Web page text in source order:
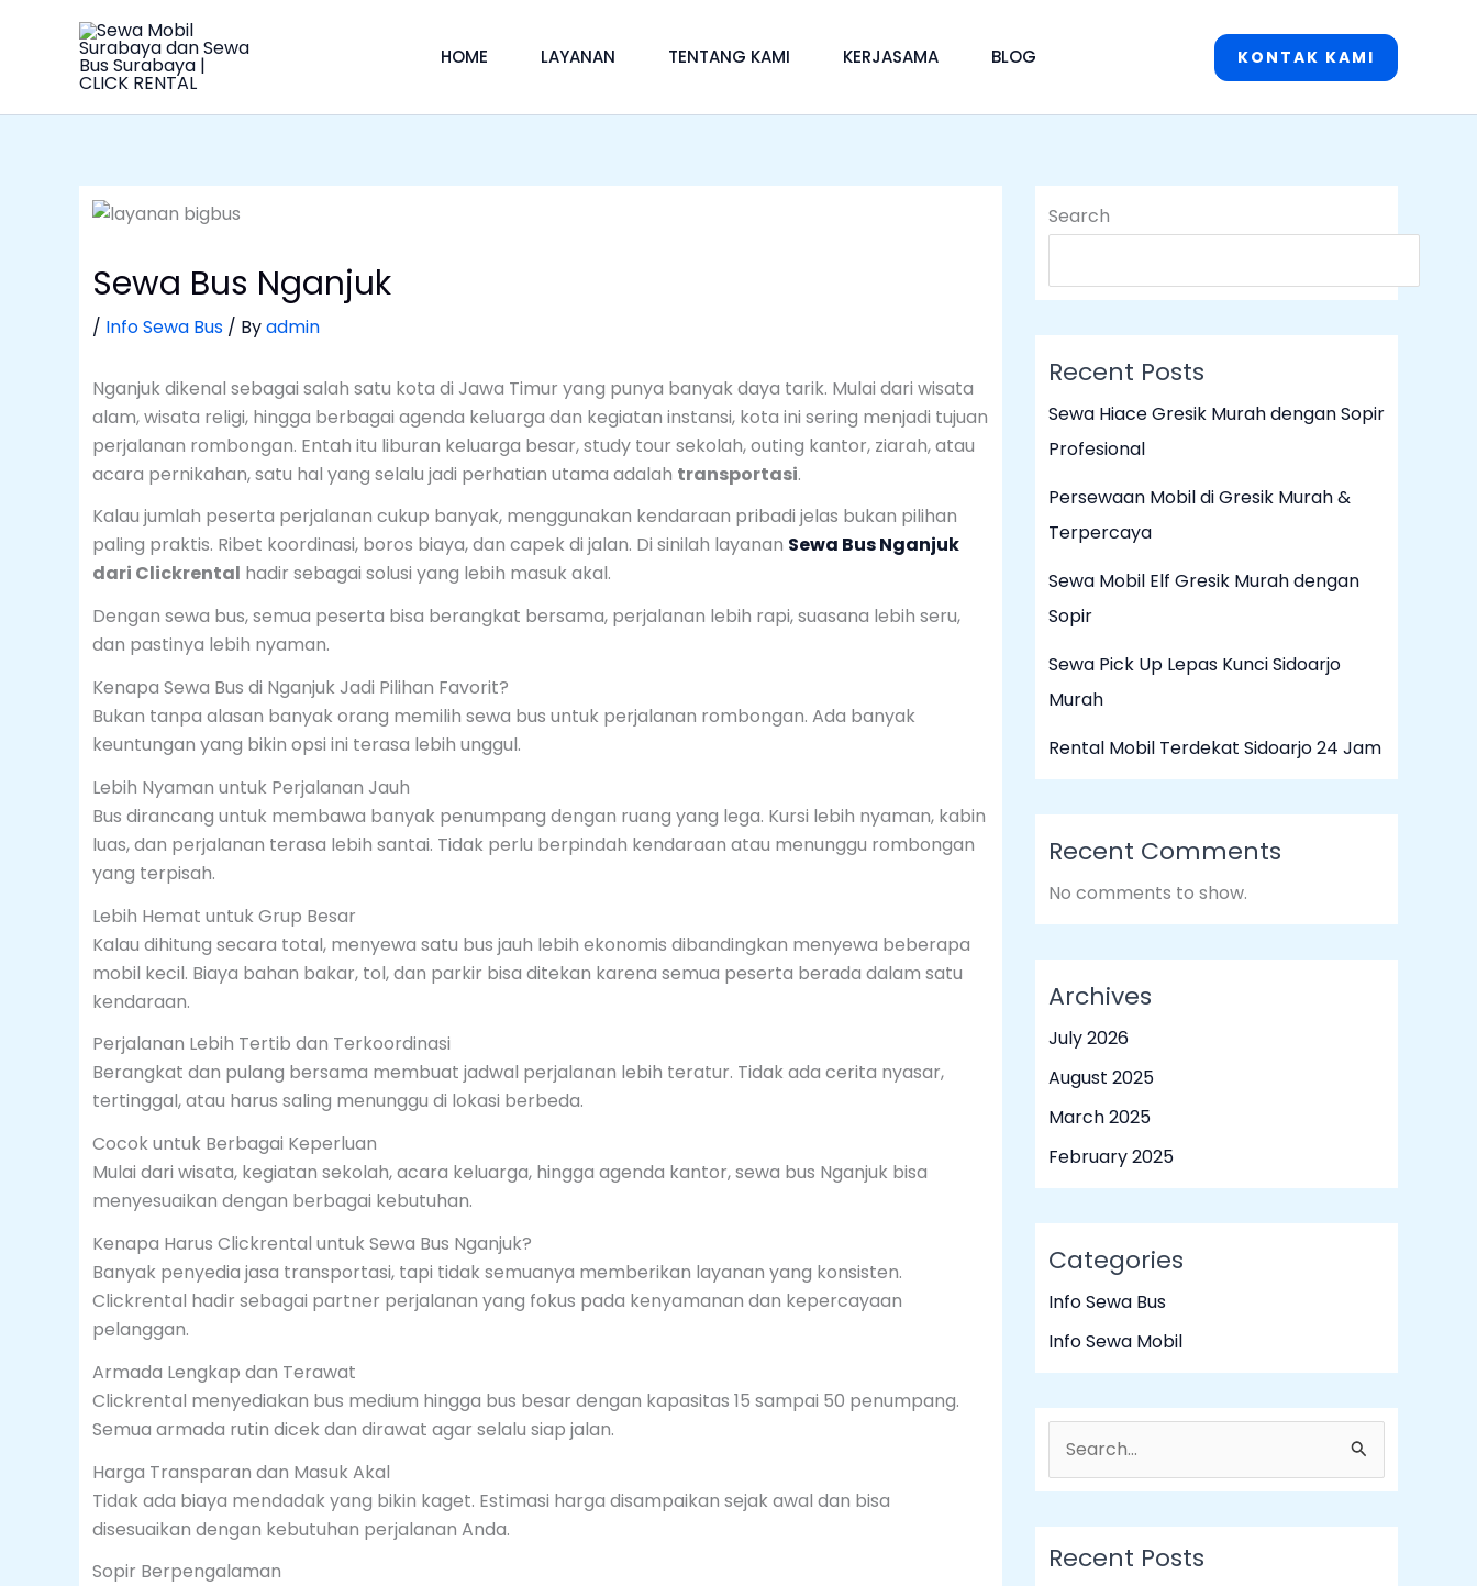
HOME LAYANAN TENTANG KAMI KERJASAMA BLOG KONTAK KAMI
Sewa Bus Nganjuk
/ Info Sewa Bus / Byadmin
Nganjuk dikenal sebagai salah satu kota di Jawa Timur yang punya banyak daya tarik. Mulai dari wisata
alam, wisata religi, hingga berbagai agenda keluarga dan kegiatan instansi, kota ini sering menjadi tujuan
perjalanan rombongan. Entah itu liburan keluarga besar, study tour sekolah, outing kantor, ziarah, atau
acara pernikahan, satu hal yang selalu jadi perhatian utama adalah transportasi.
Kalau jumlah peserta perjalanan cukup banyak, menggunakan kendaraan pribadi jelas bukan pilihan
paling praktis. Ribet koordinasi, boros biaya, dan capek di jalan. Di sinilah layanan Sewa Bus Nganjuk
dari Clickrental hadir sebagai solusi yang lebih masuk akal.
Dengan sewa bus, semua peserta bisa berangkat bersama, perjalanan lebih rapi, suasana lebih seru,
dan pastinya lebih nyaman.
Kenapa Sewa Bus di Nganjuk Jadi Pilihan Favorit?
Bukan tanpa alasan banyak orang memilih sewa bus untuk perjalanan rombongan. Ada banyak
keuntungan yang bikin opsi ini terasa lebih unggul.
Lebih Nyaman untuk Perjalanan Jauh
Bus dirancang untuk membawa banyak penumpang dengan ruang yang lega. Kursi lebih nyaman, kabin
luas, dan perjalanan terasa lebih santai. Tidak perlu berpindah kendaraan atau menunggu rombongan
yang terpisah.
Lebih Hemat untuk Grup Besar
Kalau dihitung secara total, menyewa satu bus jauh lebih ekonomis dibandingkan menyewa beberapa
mobil kecil. Biaya bahan bakar, tol, dan parkir bisa ditekan karena semua peserta berada dalam satu
kendaraan.
Perjalanan Lebih Tertib dan Terkoordinasi
Berangkat dan pulang bersama membuat jadwal perjalanan lebih teratur. Tidak ada cerita nyasar,
tertinggal, atau harus saling menunggu di lokasi berbeda.
Cocok untuk Berbagai Keperluan
Mulai dari wisata, kegiatan sekolah, acara keluarga, hingga agenda kantor, sewa bus Nganjuk bisa
menyesuaikan dengan berbagai kebutuhan.
Kenapa Harus Clickrental untuk Sewa Bus Nganjuk?
Banyak penyedia jasa transportasi, tapi tidak semuanya memberikan layanan yang konsisten.
Clickrental hadir sebagai partner perjalanan yang fokus pada kenyamanan dan kepercayaan
pelanggan.
Armada Lengkap dan Terawat
Clickrental menyediakan bus medium hingga bus besar dengan kapasitas 15 sampai 50 penumpang.
Semua armada rutin dicek dan dirawat agar selalu siap jalan.
Harga Transparan dan Masuk Akal
Tidak ada biaya mendadak yang bikin kaget. Estimasi harga disampaikan sejak awal dan bisa
disesuaikan dengan kebutuhan perjalanan Anda.
Sopir Berpengalaman
Search
Recent Posts
Sewa Hiace Gresik Murah dengan Sopir
Profesional
Persewaan Mobil di Gresik Murah &
Terpercaya
Sewa Mobil Elf Gresik Murah dengan
Sopir
Sewa Pick Up Lepas Kunci Sidoarjo
Murah
Rental Mobil Terdekat Sidoarjo 24 Jam
Recent Comments
No comments to show.
Archives
July 2026
August 2025
March 2025
February 2025
Categories
Info Sewa Bus
Info Sewa Mobil
e
a
rRecent Posts